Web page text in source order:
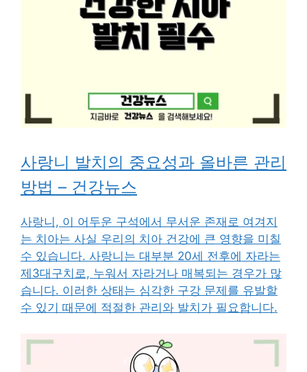
사랑니 발치의 중요성과 올바른 관리
방법 – 건강뉴스
사랑니, 이 어두운 구석에서 무서운 존재로 여겨지
는 치아는 사실 우리의 치아 건강에 큰 영향을 미칠
수 있습니다. 사랑니는 대부분 20세 전후에 자라는
제3대구치로, 누워서 자라거나 매복되는 경우가 많
습니다. 이러한 상태는 심각한 구강 문제를 유발할
수 있기 때문에 적절한 관리와 발치가 필요합니다.